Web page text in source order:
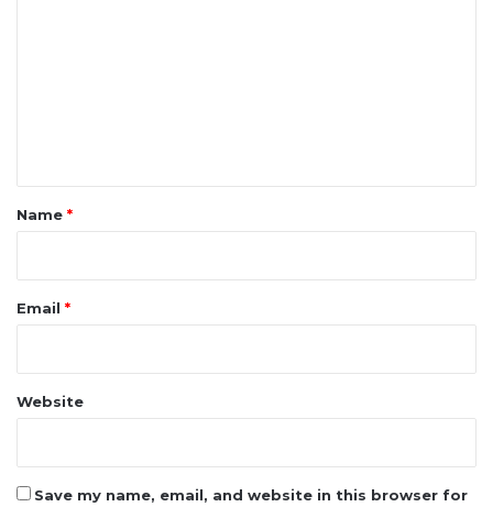
*Name *
Email *
Website
Save my name, email, and website in this browser for